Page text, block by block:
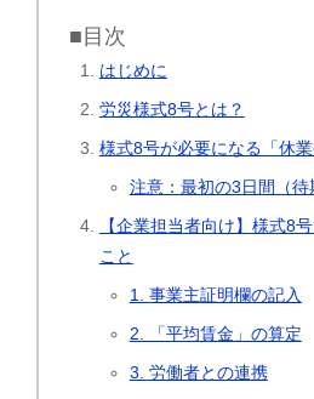
■目次
はじめに
労災様式8号とは？
様式8号が必要になる「休
注意：最初の3日間（
【企業担当者向け】様式8
こと
1. 事業主証明欄の記入
2. 「平均賃金」の算定
3. 労働者との連携